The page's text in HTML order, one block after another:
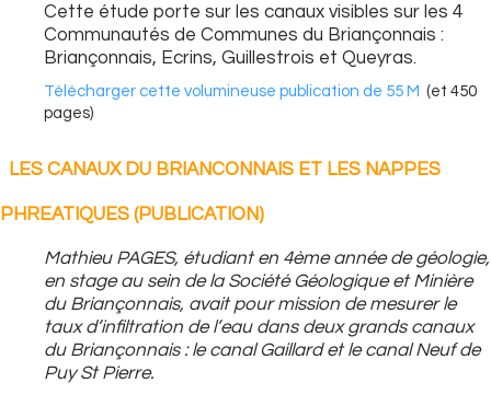
Cette étude porte sur les canaux visibles sur les 4
Communautés de Communes du Briançonnais :
Briançonnais, Ecrins, Guillestrois et Queyras.
Télécharger cette volumineuse publication de 55 M (et 450
pages)
LES CANAUX DU BRIANCONNAIS ET LES NAPPES
PHREATIQUES (PUBLICATION)
Mathieu PAGES, étudiant en 4ème année de géologie,
en stage au sein de la Société Géologique et Minière
du Briançonnais, avait pour mission de mesurer le
taux d’infiltration de l’eau dans deux grands canaux
du Briançonnais : le canal Gaillard et le canal Neuf de
Puy St Pierre.